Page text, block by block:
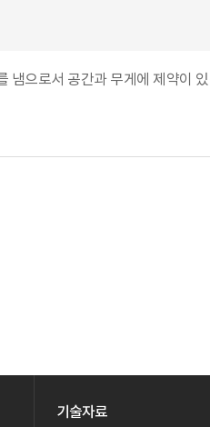
냄으로서 공간과 무게에 제약이
기술자료